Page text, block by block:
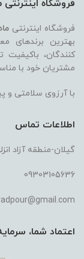
فروشگاه
فروشگاه اینترنتی
بهترین برندهای
کنندگان، باکیفیت
مشتریان خود با
با آرزوی سلامتی و
اطلاعات تماس
گیلان-منطقه آزاد
09303105636
اعتماد شما،